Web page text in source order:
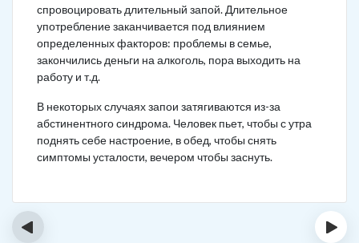
спровоцировать длительный запой. Длительное
употребление заканчивается под влиянием
определенных факторов: проблемы в семье,
закончились деньги на алкоголь, пора выходить на
работу и т.д.
В некоторых случаях запои затягиваются из-за
абстинентного синдрома. Человек пьет, чтобы с утра
поднять себе настроение, в обед, чтобы снять
симптомы усталости, вечером чтобы заснуть.
‹ ›